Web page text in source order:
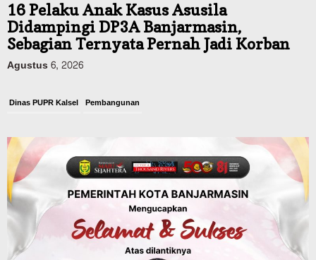
16 Pelaku Anak Kasus Asusila
Didampingi DP3A Banjarmasin,
Sebagian Ternyata Pernah Jadi Korban
Agustus 6, 2026
Dinas PUPR Kalsel Pembangunan
Pemerintah Janji Tingkatkan Fasilitas
Keselamatan Jalan Alternatif
Banjarbaru–Batulicin
Agustus 6, 2026
Dinas Kehutanan Kalsel